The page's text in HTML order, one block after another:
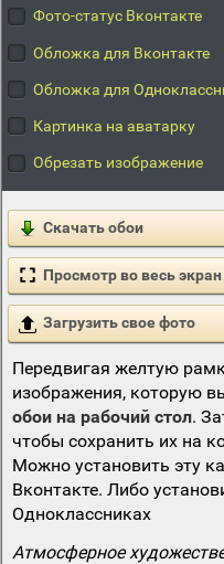
Фото-статус Вконтакте
Обложка для Вконтакте
Обложка для
Картинка на аватарку
Обрезать изображение
Скачать обои
Просмотр во весь экран
Загрузить свое фото
Передвигая желтую
изображения, которую
обои на рабочий стол.
чтобы сохранить их на
Можно установить эту
Вконтакте. Либо
Одноклассниках
Атмосферное